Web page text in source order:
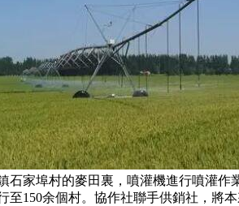
家埠村的麥田裏，噴灌機進行噴灌作
至150余個村。協作社聯手供銷社，將